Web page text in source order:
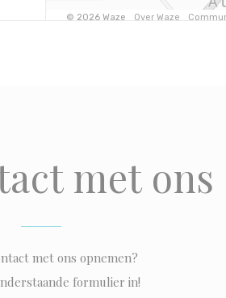
met ons
met ons opnemen?
formulier in!